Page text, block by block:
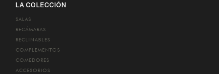
LA COLECCIÓN
SALAS
RECÁMARAS
RECLINABLES
COMPLEMENTOS
COMEDORES
ACCESORIOS